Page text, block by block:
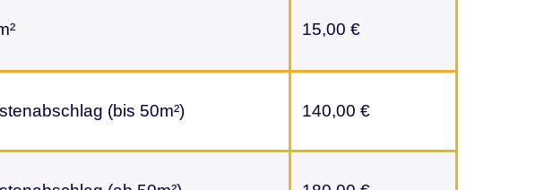
15,00 €
(bis 50m²) 140,00 €